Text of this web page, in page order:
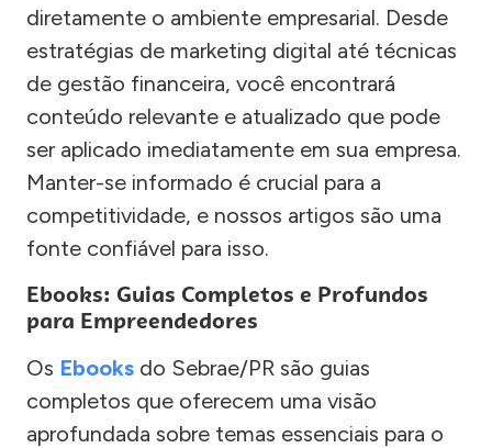
diretamente o ambiente empresarial. Desde
estratégias de marketing digital até técnicas
de gestão financeira, você encontrará
conteúdo relevante e atualizado que pode
ser aplicado imediatamente em sua empresa.
Manter-se informado é crucial para a
competitividade, e nossos artigos são uma
fonte confiável para isso.
Ebooks: Guias Completos e Profundos
para Empreendedores
Os Ebooks do Sebrae/PR são guias
completos que oferecem uma visão
aprofundada sobre temas essenciais para o